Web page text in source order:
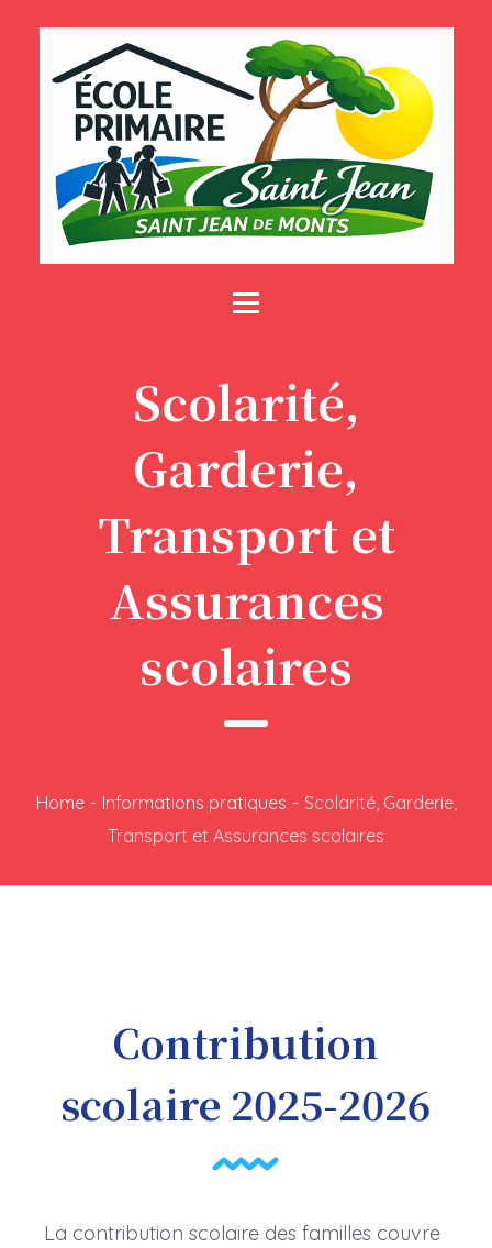
Scolarité,
Garderie,
Transport et
Assurances
scolaires
Home - Informations pratiques - Scolarité, Garderie,
Transport et Assurances scolaires
Contribution
scolaire 2025-2026
La contribution scolaire des familles couvre